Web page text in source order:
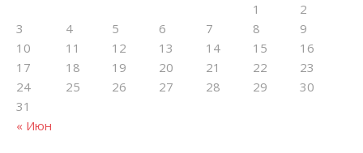
« Июн
1
2
3
4 5 6 7 8
9
10
11 12 13 14 15
16
17
18 19 20 21 22
23
24
25 26 27 28 29
30
31